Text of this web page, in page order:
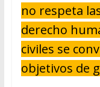
no respeta
derecho
civiles se
objetivos de